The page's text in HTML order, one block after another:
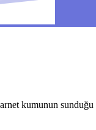
kumunun